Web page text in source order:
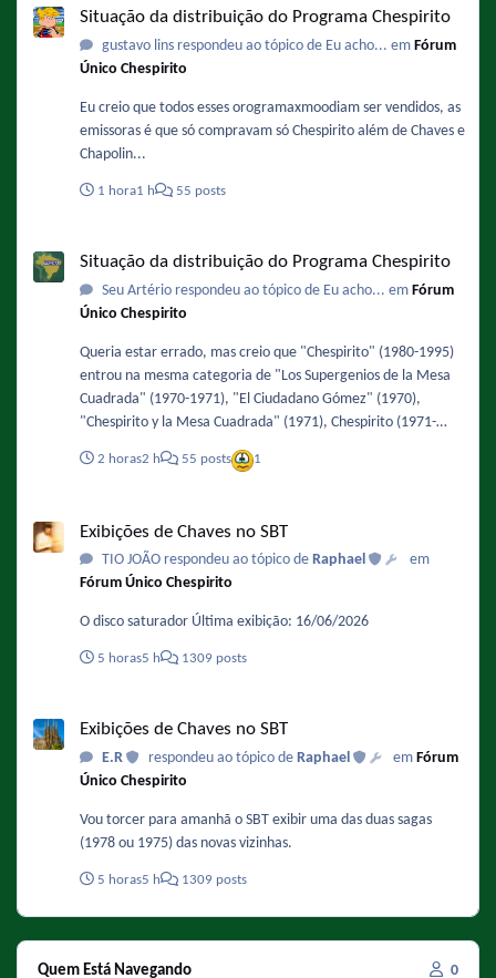
Situação da distribuição do Programa Chespirito
gustavo lins respondeu ao tópico de Eu acho... em Fórum
Único Chespirito
Eu creio que todos esses orogramaxmoodiam ser vendidos, as
emissoras é que só compravam só Chespirito além de Chaves e
Chapolin...
1 hora1 h 55 posts
Situação da distribuição do Programa Chespirito
Seu Artério respondeu ao tópico de Eu acho... em Fórum
Único Chespirito
Queria estar errado, mas creio que "Chespirito" (1980-1995)
entrou na mesma categoria de "Los Supergenios de la Mesa
Cuadrada" (1970-1971), "El Ciudadano Gómez" (1970),
"Chespirito y la Mesa Cuadrada" (1971), Chespirito (1971-
"Con humor... al estilo Chespirito" (1993-1994) e "Buenas
2 horas2 h 55 posts 1
Exibições de Chaves no SBT
TIO JOÃO respondeu ao tópico de Raphael
em
Fórum Único Chespirito
O disco saturador Última exibição: 16/06/2026
5 horas5 h 1309 posts
Exibições de Chaves no SBT
E.R respondeu ao tópico de Raphael emFórum
Único Chespirito
Vou torcer para amanhã o SBT exibir uma das duas sagas
(1978 ou 1975) das novas vizinhas.
5 horas5 h 1309 posts
Quem Está Navegando 0